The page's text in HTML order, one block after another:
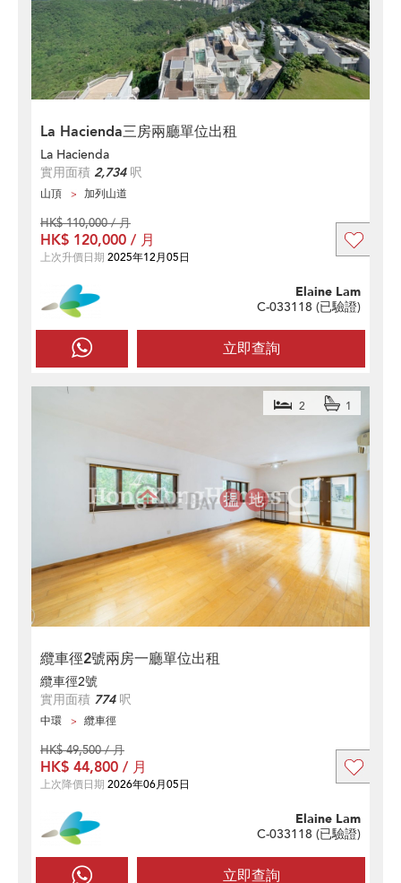
La Hacienda三房兩廳單位出租
La Hacienda
實用面積 2,734呎
山頂 加列山道
立即查詢
Elaine Lam
C-033118 (已驗證)
HK$ 110,000 / 月
HK$ 120,000 / 月
上次升價日期 2025年12月05日
纜車徑2號兩房一廳單位出租
2 1
纜車徑2號
實用面積 774呎
中環 纜車徑
立即查詢
Elaine Lam
C-033118 (已驗證)
HK$ 49,500 / 月
HK$ 44,800 / 月
上次降價日期 2026年06月05日